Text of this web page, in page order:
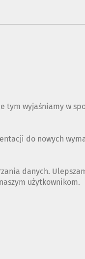
tym wyjaśniamy w
do nowych
danych.
użytkownikom.